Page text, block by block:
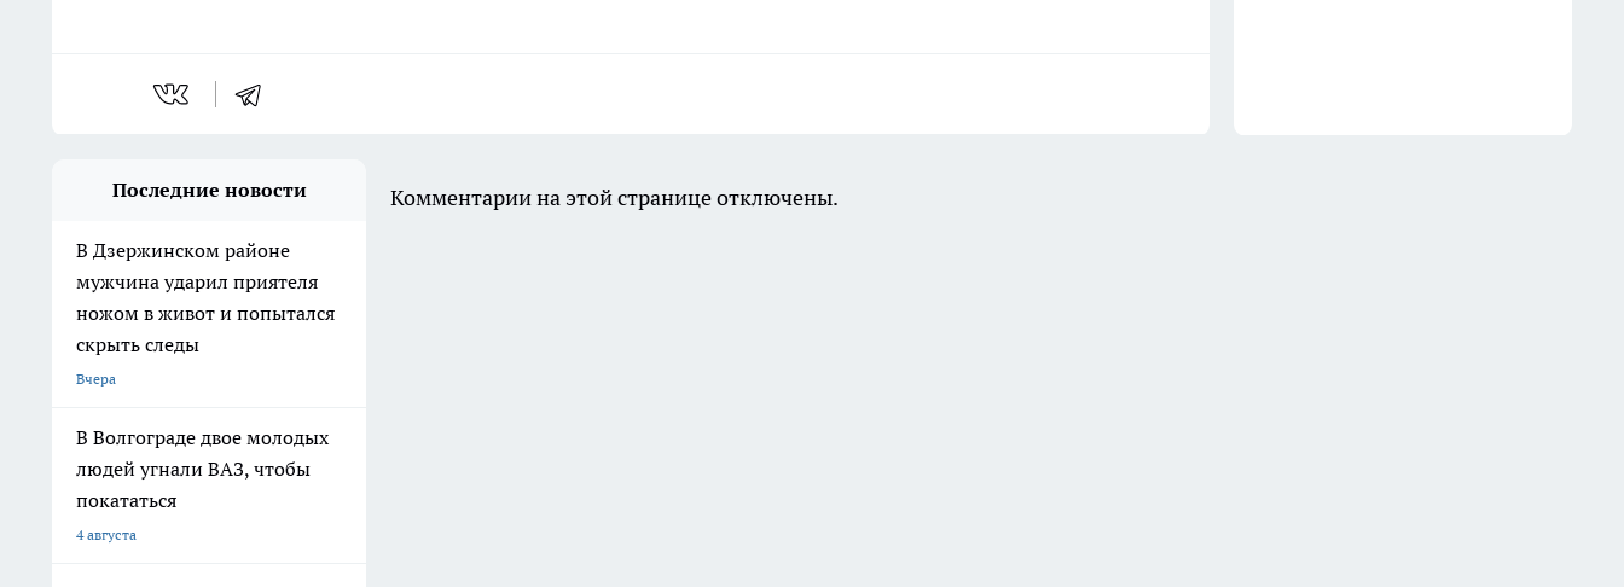
Последние новости
В Дзержинском районе
мужчина ударил приятеля
ножом в живот и попытался
скрыть следы
Вчера
В Волгограде двое молодых
людей угнали ВАЗ, чтобы
покататься
4 августа
Комментарии на этой странице отключены.